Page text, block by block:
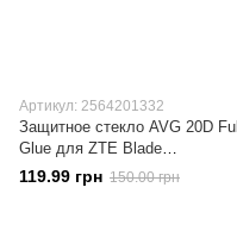
Артикул: 2564201332
Защитное стекло AVG 20D Full
Glue для ZTE Blade
A34 полноэкранное черное
119.99 грн 150.00 грн